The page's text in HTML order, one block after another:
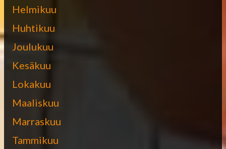
Helmikuu
Huhtikuu
Joulukuu
Kesäkuu
Lokakuu
Maaliskuu
Marraskuu
Tammikuu